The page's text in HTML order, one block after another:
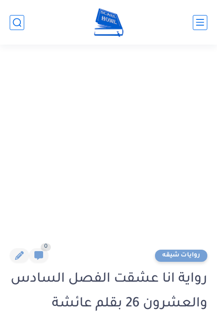
روايات شيقه
0
رواية انا عشقت الفصل السادس
والعشرون 26 بقلم عائشة